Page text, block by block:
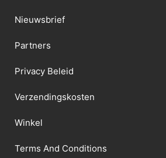
Nieuwsbrief
Partners
Privacy Beleid
Verzendingskosten
Winkel
Terms And Conditions